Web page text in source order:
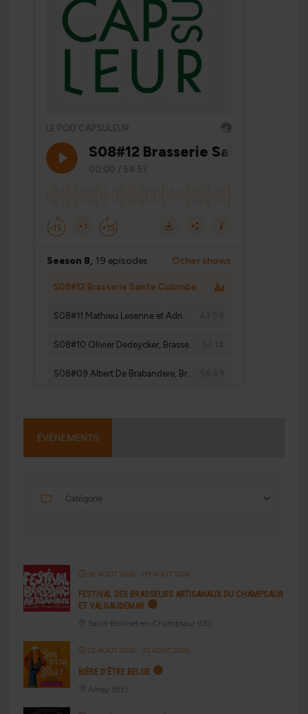
ÉVÉNEMENTS
08 AOÛT 2026- 09 AOÛT 2026
FESTIVAL DES BRASSEURS ARTISANAUX DU CHAMPSAUR
ET VALGAUDEMAR
Saint-Bonnet-en-Champsaur (05)
22 AOÛT 2026- 23 AOÛT 2026
BIÈRE D’ÊTRE BELGE
Amay (BE)